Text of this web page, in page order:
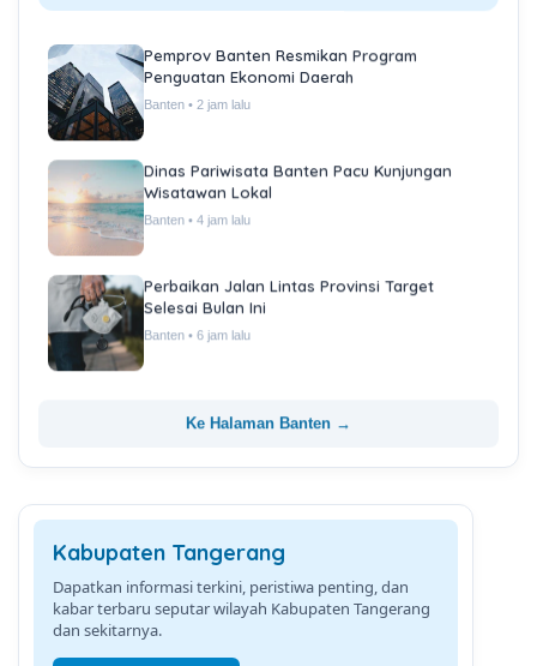
Pemprov Banten Resmikan Program
Penguatan Ekonomi Daerah
Banten • 2 jam lalu
Dinas Pariwisata Banten Pacu Kunjungan
Wisatawan Lokal
Banten • 4 jam lalu
Perbaikan Jalan Lintas Provinsi Target
Selesai Bulan Ini
Banten • 6 jam lalu
Ke Halaman Banten →
Kabupaten Tangerang
Dapatkan informasi terkini, peristiwa penting, dan
kabar terbaru seputar wilayah Kabupaten Tangerang
dan sekitarnya.